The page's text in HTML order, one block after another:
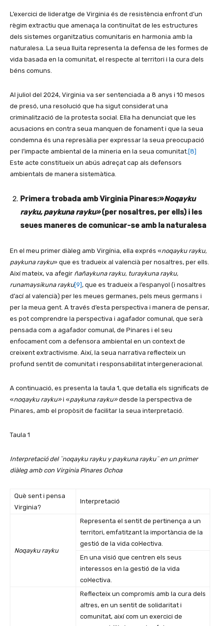
L’exercici de lideratge de Virginia és de resistència enfront d’un
règim extractiu que amenaça la continuïtat de les estructures
dels sistemes organitzatius comunitaris en harmonia amb la
naturalesa. La seua lluita representa la defensa de les formes de
vida basada en la comunitat, el respecte al territori i la cura dels
béns comuns.
Al juliol del 2024, Virginia va ser sentenciada a 8 anys i 10 mesos
de presó, una resolució que ha sigut considerat una
criminalització de la protesta social. Ella ha denunciat que les
acusacions en contra seua manquen de fonament i que la seua
condemna és una represàlia per expressar la seua preocupació
per l’impacte ambiental de la mineria en la seua comunitat. [8]
Este acte constitueix un abús adreçat cap als defensors
ambientals de manera sistemàtica.
Primera trobada amb Virginia Pinares:»Noqayku
rayku, paykuna rayku»(per nosaltres, per ells) i les
seues maneres de comunicar-se amb la naturalesa
En el meu primer diàleg amb Virgínia, ella exprés «noqayku rayku,
paykuna rayku» que es tradueix al valencià per nosaltres, per ells.
Així mateix, va afegir ñañaykuna rayku, turaykuna rayku,
runamaysikuna rayku[9], que es tradueix a l’espanyol (i nosaltres
d’ací al valencià) per les meues germanes, pels meus germans i
per la meua gent. A través d’esta perspectiva i manera de pensar,
es pot comprendre la perspectiva i agafador comunal, que serà
pensada com a agafador comunal, de Pinares i el seu
enfocament com a defensora ambiental en un context de
creixent extractivisme. Així, la seua narrativa reflecteix un
profund sentit de comunitat i responsabilitat intergeneracional.
A continuació, es presenta la taula 1, que detalla els significats de
«noqayku rayku»i «paykuna rayku»desde la perspectiva de
Pinares, amb el propòsit de facilitar la seua interpretació.
Taula 1
Interpretació del ¨noqayku rayku y paykuna rayku¨ en un primer
diàleg amb con Virginia Pinares Ochoa
Què sent i pensa
Virginia?
Interpretació
Noqayku rayku
Representa el sentit de pertinença a un
territori, emfatitzant la importància de la
gestió de la vida col·lectiva.
En una visió que centren els seus
interessos en la gestió de la vida
col·lectiva.
Reflecteix un compromís amb la cura dels
altres, en un sentit de solidaritat i
comunitat, així com un exercici de